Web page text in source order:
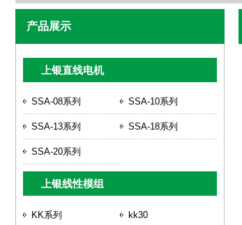
产品展示
上银直线电机
SSA-08系列 SSA-10系列
SSA-13系列 SSA-18系列
SSA-20系列
上银线性模组
KK系列 kk30